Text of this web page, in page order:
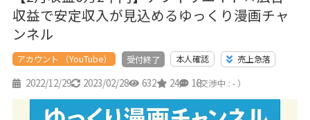
収益で安定収入が見込めるゆっくり漫画チャ
ンネル
アカウント （YouTube） 受付終了 本人確認 売上急落
2022/12/29 2023/02/28 632 24 18
（交渉中 : - ）